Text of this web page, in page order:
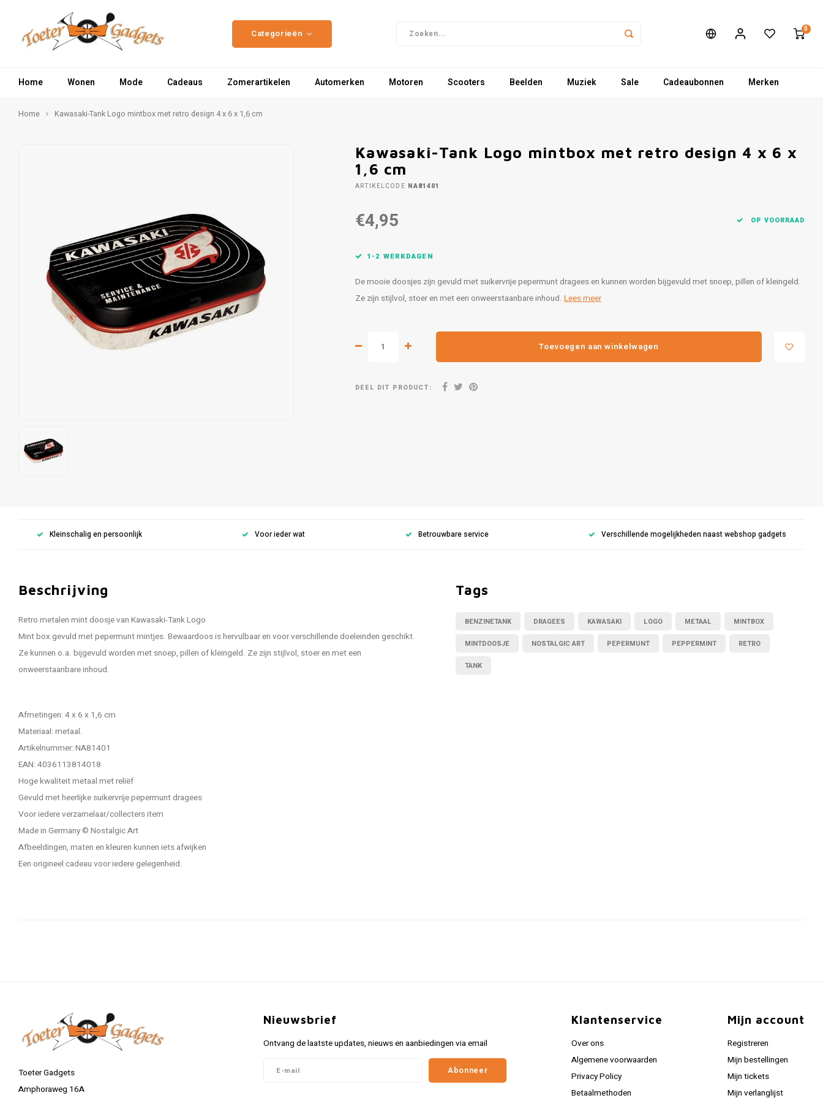
Categorieën 0
Home Wonen Mode Cadeaus Zomerartikelen Automerken Motoren Scooters Beelden Muziek Sale Cadeaubonnen Merken
Home Kawasaki-Tank Logo mintbox met retro design 4 x 6 x 1,6 cm
Kawasaki-Tank Logo mintbox met retro design 4 x 6 x
1,6 cm
ARTIKELCODE NA81401
€4,95 OP VOORRAAD
1-2 WERKDAGEN
De mooie doosjes zijn gevuld met suikervrije pepermunt dragees en kunnen worden bijgevuld met snoep, pillen of kleingeld.
Ze zijn stijlvol, stoer en met een onweerstaanbare inhoud. Lees meer
Toevoegen aan winkelwagen
DEEL DIT PRODUCT:
Kleinschalig en persoonlijk Voor ieder wat Betrouwbare service Verschillende mogelijkheden naast webshop gadgets
Beschrijving
Retro metalen mint doosje van Kawasaki-Tank Logo
Mint box gevuld met pepermunt mintjes. Bewaardoos is hervulbaar en voor verschillende doeleinden geschikt.
Ze kunnen o.a. bijgevuld worden met snoep, pillen of kleingeld. Ze zijn stijlvol, stoer en met een
onweerstaanbare inhoud.
Afmetingen: 4 x 6 x 1,6 cm
Materiaal: metaal.
Artikelnummer: NA81401
EAN: 4036113814018
Hoge kwaliteit metaal met reliëf
Gevuld met heerlijke suikervrije pepermunt dragees
Voor iedere verzamelaar/collecters item
Made in Germany © Nostalgic Art
Afbeeldingen, maten en kleuren kunnen iets afwijken
Een origineel cadeau voor iedere gelegenheid.
Tags
BENZINETANK DRAGEES KAWASAKI LOGO METAAL MINTBOX
MINTDOOSJE NOSTALGIC ART PEPERMUNT PEPPERMINT RETRO
TANK
Toeter Gadgets
Amphoraweg 16A
Nieuwsbrief
Ontvang de laatste updates, nieuws en aanbiedingen via email
Abonneer
Klantenservice
Over ons
Algemene voorwaarden
Privacy Policy
Betaalmethoden
Mijn account
Registreren
Mijn bestellingen
Mijn tickets
Mijn verlanglijst